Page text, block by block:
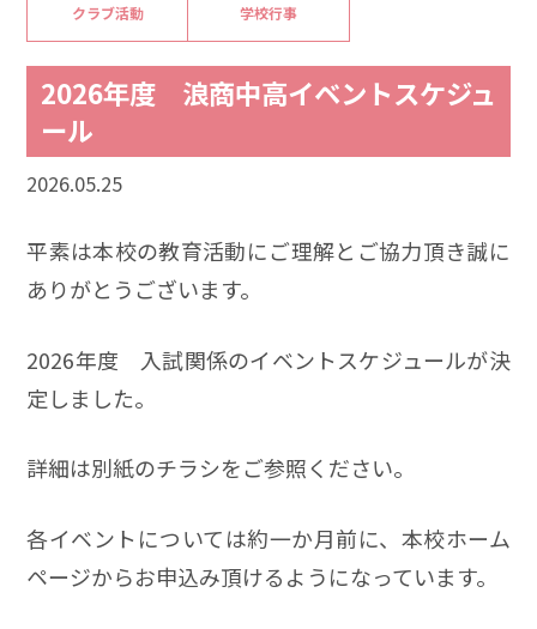
クラブ活動 学校行事
2026年度 浪商中高イベントスケジュ
ール
2026.05.25
平素は本校の教育活動にご理解とご協力頂き誠に
ありがとうございます。
2026年度 入試関係のイベントスケジュールが決
定しました。
詳細は別紙のチラシをご参照ください。
各イベントについては約一か月前に、本校ホーム
ページからお申込み頂けるようになっています。